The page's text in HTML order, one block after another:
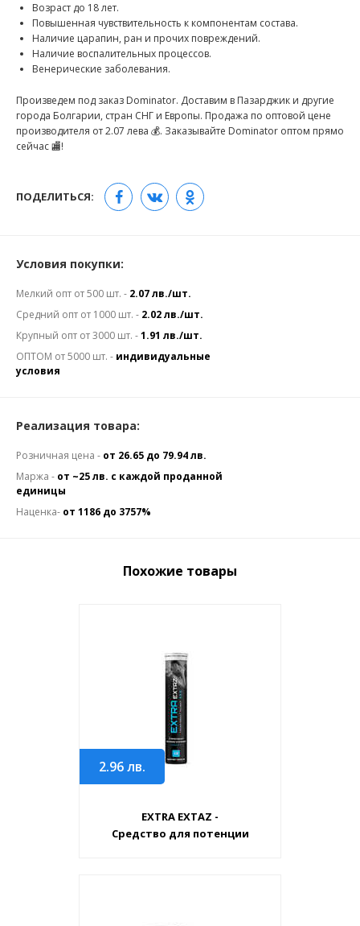
Возраст до 18 лет.
Повышенная чувствительность к компонентам состава.
Наличие царапин, ран и прочих повреждений.
Наличие воспалительных процессов.
Венерические заболевания.
Произведем под заказ Dominator. Доставим в Пазарджик и другие
города Болгарии, стран СНГ и Европы. Продажа по оптовой цене
производителя от 2.07 лева 💰. Заказывайте Dominator оптом прямо
сейчас 🏬!
ПОДЕЛИТЬСЯ:
Условия покупки:
Мелкий опт от 500 шт. - 2.07 лв./шт.
Средний опт от 1000 шт. - 2.02 лв./шт.
Крупный опт от 3000 шт. -1.91 лв./шт.
ОПТОМ от 5000 шт. - индивидуальные
условия
Реализация товара:
Розничная цена - от 26.65 до 79.94 лв.
Маржа - от ~25 лв. с каждой проданной
единицы
Наценка- от 1186 до 3757%
Похожие товары
2.96лв.
EXTRA EXTAZ -
Средство для потенции